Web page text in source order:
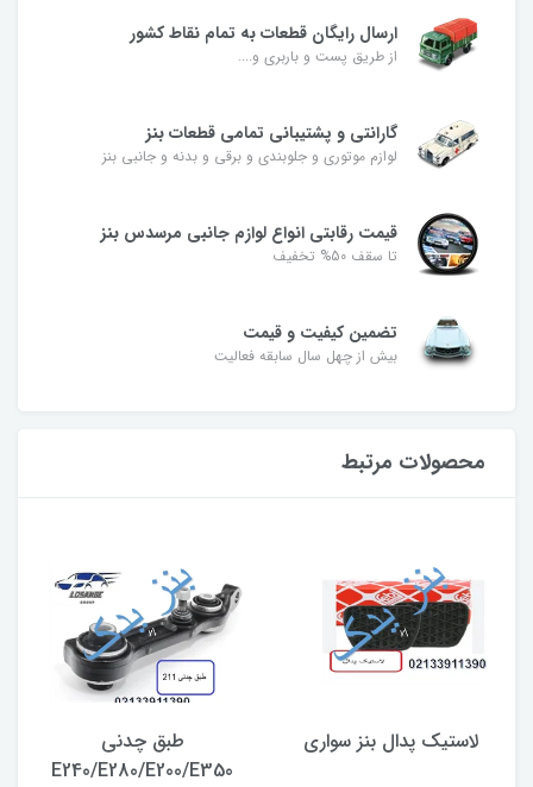
ارسال رایگان قطعات به تمام نقاط کشور
از طریق پست و باربری و....
گارانتی و پشتیبانی تمامی قطعات بنز
لوازم موتوری و جلوبندی و برقی و بدنه و جانبی بنز
قیمت رقابتی انواع لوازم جانبی مرسدس بنز
تا سقف 50% تخفیف
تضمین کیفیت و قیمت
بیش از چهل سال سابقه فعالیت
محصولات مرتبط
لاستیک پدال بنز سواری
طبق چدنی
E240/E280/E200/E350